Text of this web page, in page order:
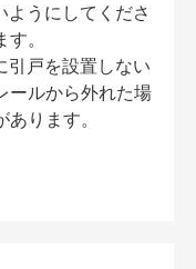
うにしてくださ
。
戸を設置しない
ールから外れた場
ります。